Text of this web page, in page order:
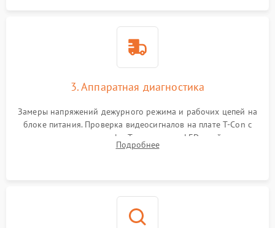
3. Аппаратная диагностика
Замеры напряжений дежурного режима и рабочих цепей на
блоке питания. Проверка видеосигналов на плате T-Con с
помощью осциллографа. Тестирование LED-драйвера и
светодиодных планок подсветки мультиметром.
Подробнее